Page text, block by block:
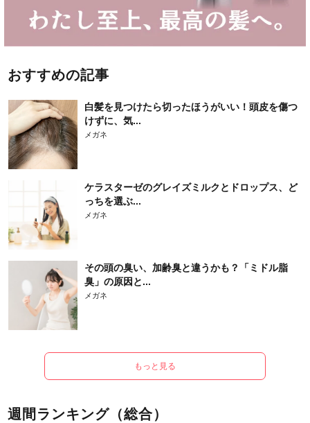
おすすめの記事
白髪を見つけたら切ったほうがいい！頭皮を傷つ
けずに、気...
メガネ
ケラスターゼのグレイズミルクとドロップス、ど
っちを選ぶ...
メガネ
その頭の臭い、加齢臭と違うかも？「ミドル脂
臭」の原因と...
メガネ
もっと見る
週間ランキング（総合）